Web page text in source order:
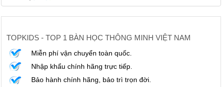
TOPKIDS - TOP 1 BÀN HỌC THÔNG MINH VIỆT NAM
Miễn phí vận chuyển toàn quốc.
Nhập khẩu chính hãng trực tiếp.
Bảo hành chính hãng, bảo trì trọn đời.